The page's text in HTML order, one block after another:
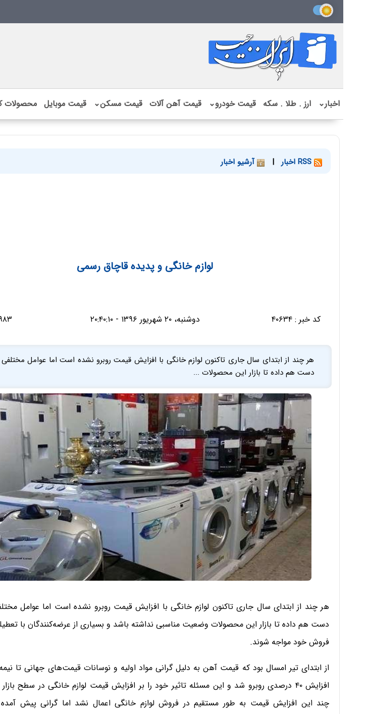
اخبار⌄ ارز . طلا . سکه قیمت خودرو⌄ قیمت آهن آلات قیمت مسکن⌄ قیمت موبایل محصولات
| آرشیو اخبار
لوازم خانگی و پدیده قاچاق رسمی
کد خبر :۴۰۶۳۴ دوشنبه، ۲۰ شهریور ۱۳۹۶ - ۲۰:۴۰:۱۰ ۹۸۳
هر چند از ابتدای سال جاری تاکنون لوازم خانگی با افزایش قیمت روبرو نشده‌ است اما عوامل
دست هم داده تا بازار این محصولات ...
هر چند از ابتدای سال جاری تاکنون لوازم خانگی با افزایش قیمت روبرو نشده‌ است اما عوامل
دست هم داده تا بازار این محصولات وضعیت مناسبی نداشته باشد و بسیاری از عرضه‌کنندگان با
فروش خود مواجه شوند.
از ابتدای تیر امسال بود که قیمت آهن به دلیل گرانی مواد اولیه و نوسانات قیمت‌های جهانی تا نیمه
افزایش ۴۰ درصدی روبرو شد و این مسئله تاثیر خود را بر افزایش قیمت لوازم خانگی در سطح
چند این افزایش قیمت‌ به طور مستقیم در فروش لوازم خانگی اعمال نشد اما گرانی پیش